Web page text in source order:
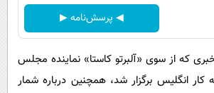
◀ پرسش‌نامه ▶
که از سوی «آلبرتو کاستا» نماینده مجلس
انگلیس برگزار شد، همچنین درباره شمار